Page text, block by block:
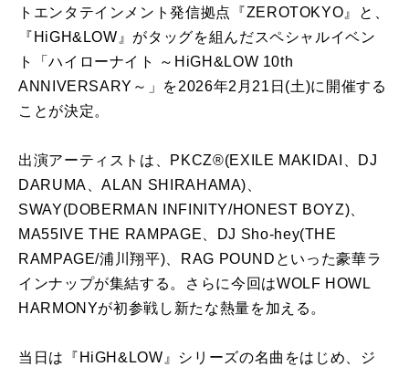
トエンタテインメント発信拠点『ZEROTOKYO』と、
『HiGH&LOW』がタッグを組んだスペシャルイベン
ト「ハイローナイト ～HiGH&LOW 10th
ANNIVERSARY～」を2026年2月21日(土)に開催する
ことが決定。
出演アーティストは、PKCZ®(EXILE MAKIDAI、DJ
DARUMA、ALAN SHIRAHAMA)、
SWAY(DOBERMAN INFINITY/HONEST BOYZ)、
MA55IVE THE RAMPAGE、DJ Sho-hey(THE
RAMPAGE/浦川翔平)、RAG POUNDといった豪華ラ
インナップが集結する。さらに今回はWOLF HOWL
HARMONYが初参戦し新たな熱量を加える。
当日は『HiGH&LOW』シリーズの名曲をはじめ、ジ